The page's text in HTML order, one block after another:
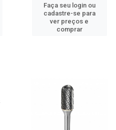
Faça seu login ou
cadastre-se para
ver preços e
comprar